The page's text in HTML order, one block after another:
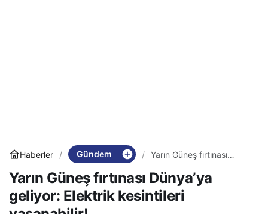
Haberler Gündem
Yarın Güneş fırtınası
kesintileri yaşanabilir!
Yarın Güneş fırtınası Dünya’ya
geliyor: Elektrik kesintileri